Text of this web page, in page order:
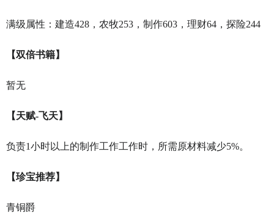
满级属性：建造428，农牧253，制作603，理财64，探险244
【双倍书籍】
暂无
【天赋-飞天】
负责1小时以上的制作工作工作时，所需原材料减少5%。
【珍宝推荐】
青铜爵